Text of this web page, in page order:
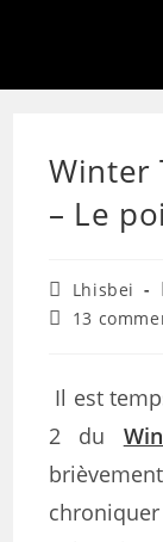
Winter
– Le
Lhisbei
13
Il est
2 du